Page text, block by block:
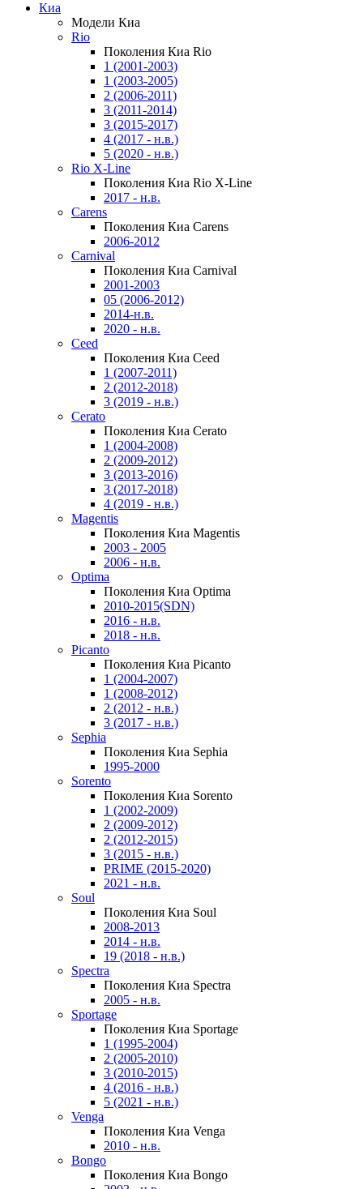
Киа
Модели Киа
Rio
Поколения Киа Rio
1 (2001-2003)
1 (2003-2005)
2 (2006-2011)
3 (2011-2014)
3 (2015-2017)
4 (2017 - н.в.)
5 (2020 - н.в.)
Rio X-Line
Поколения Киа Rio X-Line
2017 - н.в.
Carens
Поколения Киа Carens
2006-2012
Carnival
Поколения Киа Carnival
2001-2003
05 (2006-2012)
2014-н.в.
2020 - н.в.
Ceed
Поколения Киа Ceed
1 (2007-2011)
2 (2012-2018)
3 (2019 - н.в.)
Cerato
Поколения Киа Cerato
1 (2004-2008)
2 (2009-2012)
3 (2013-2016)
3 (2017-2018)
4 (2019 - н.в.)
Magentis
Поколения Киа Magentis
2003 - 2005
2006 - н.в.
Optima
Поколения Киа Optima
2010-2015(SDN)
2016 - н.в.
2018 - н.в.
Picanto
Поколения Киа Picanto
1 (2004-2007)
1 (2008-2012)
2 (2012 - н.в.)
3 (2017 - н.в.)
Sephia
Поколения Киа Sephia
1995-2000
Sorento
Поколения Киа Sorento
1 (2002-2009)
2 (2009-2012)
2 (2012-2015)
3 (2015 - н.в.)
PRIME (2015-2020)
2021 - н.в.
Soul
Поколения Киа Soul
2008-2013
2014 - н.в.
19 (2018 - н.в.)
Spectra
Поколения Киа Spectra
2005 - н.в.
Sportage
Поколения Киа Sportage
1 (1995-2004)
2 (2005-2010)
3 (2010-2015)
4 (2016 - н.в.)
5 (2021 - н.в.)
Venga
Поколения Киа Venga
2010 - н.в.
Bongo
Поколения Киа Bongo